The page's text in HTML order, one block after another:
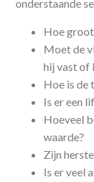
onderstaande
Hoe
Moet de
hij vast of
Hoe is de
Is er een
Hoeveel
waarde?
Zijn
Is er veel